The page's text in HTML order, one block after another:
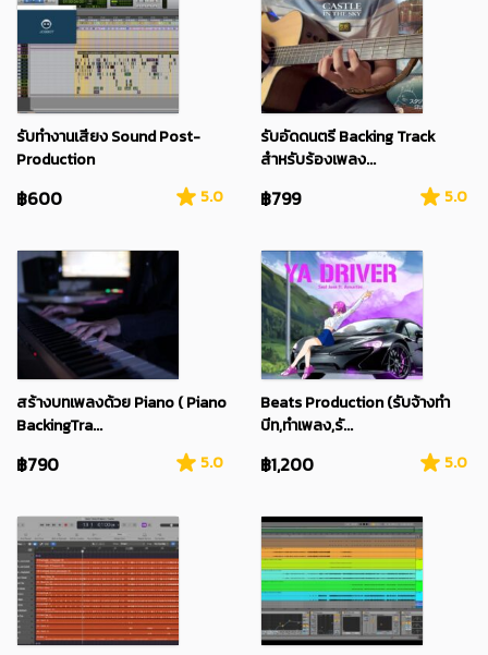
รับทำงานเสียง Sound Post-
Production
฿600 5.0
รับอัดดนตรี Backing Track
สำหรับร้องเพลง...
฿799 5.0
สร้างบทเพลงด้วย Piano ( Piano
BackingTra...
฿790 5.0
Beats Production (รับจ้างทำ
บีท,ทำเพลง,รั...
฿1,200 5.0